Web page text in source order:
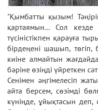
"Қымбатты қызым!
қартаямын... Сол
түсіністікпен қарауға
бірдеңені шашып, төгіп,
киіне алмайтын
бәріне өзіңді үйреткен
Сенімен әңгімелесіп
айта берсем, сөзімді
күніңде, ұйықтасын деп,